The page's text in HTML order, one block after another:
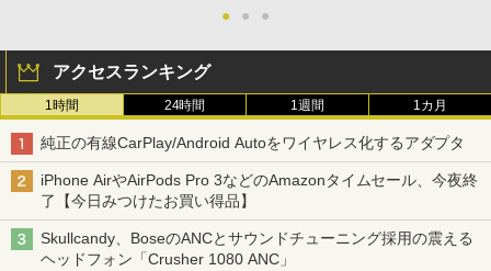
● ● ●
アクセスランキング
1時間 24時間 1週間 1カ月
純正の有線CarPlay/Android Autoをワイヤレス化するアダプタ
iPhone AirやAirPods Pro 3などのAmazonタイムセール、今夜終
了【今日みつけたお買い得品】
Skullcandy、BoseのANCとサウンドチューニング採用の震える
ヘッドフォン「Crusher 1080 ANC」